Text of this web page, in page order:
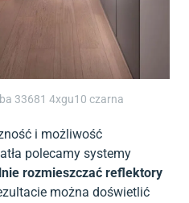
33681 4xgu10 czarna
i możliwość
polecamy systemy
rozmieszczać reflektory
można doświetlić